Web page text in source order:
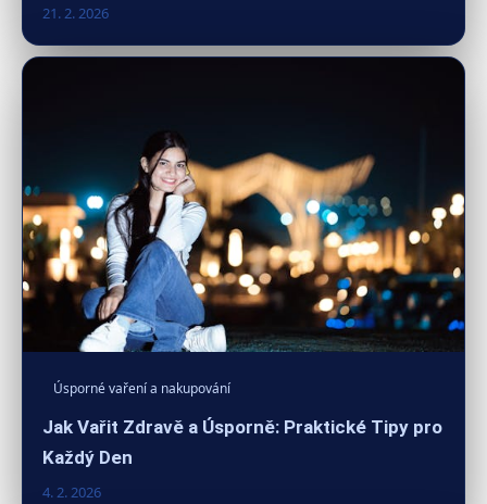
21. 2. 2026
Úsporné vaření a nakupování
Jak Vařit Zdravě a Úsporně: Praktické Tipy pro
Každý Den
4. 2. 2026